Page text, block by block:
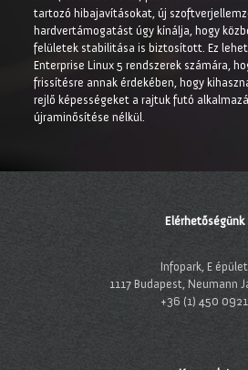
tartozó hibajavításokat, új
hardvertámogatást úgy kínálja, hogy
felületek stabilitása is biztosított. Ez
Enterprise Linux 5 rendszerek számára,
frissítésre annak érdekében, hogy
rejlő képességeket a rajtuk futó
újraminősítése nélkül.
Elérhetőségünk
Infopark, E épület
1117 Budapest, Neumann
+36 (1) 450 0921